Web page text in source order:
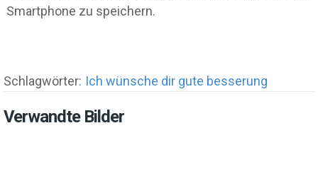
Smartphone zu speichern.
Schlagwörter: Ich wünsche dir gute besserung
Verwandte Bilder